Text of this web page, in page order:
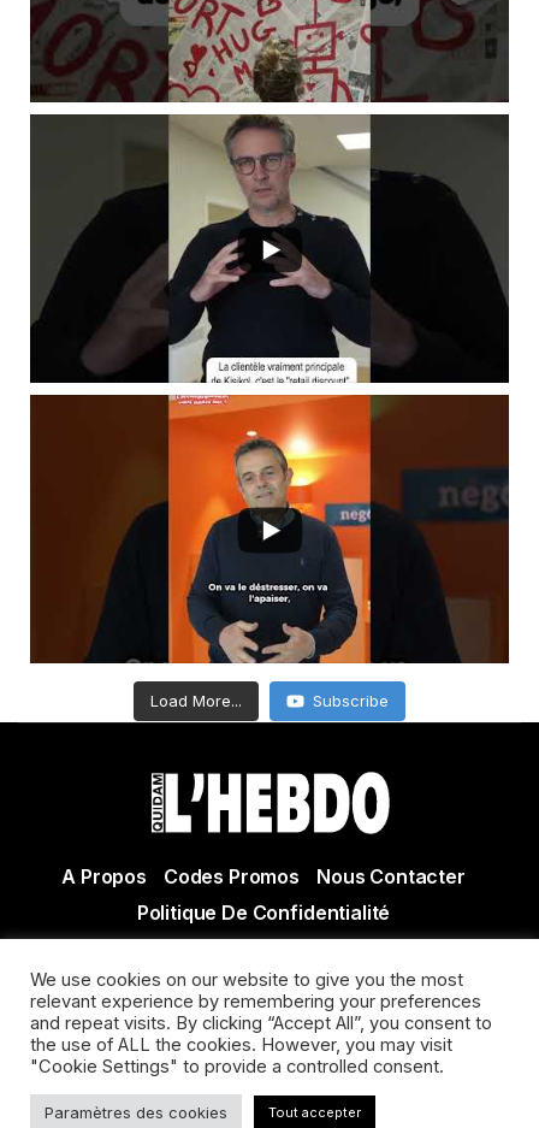
Load More... Subscribe
A Propos Codes Promos
Nous Contacter
Politique De Confidentialité
Actualité Agen - Actualité en lot et Garonne - Actualité
Villeneuve sur Lot
We use cookies on our website to give you the most
relevant experience by remembering your preferences
and repeat visits. By clicking “Accept All”, you consent to
the use of ALL the cookies. However, you may visit
"Cookie Settings" to provide a controlled consent.
Paramètres des cookies Tout accepter